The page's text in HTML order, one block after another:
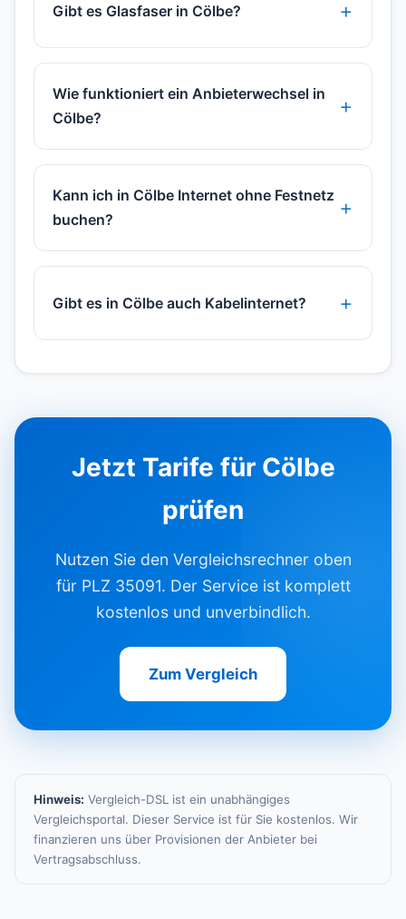
Gibt es Glasfaser in Cölbe?
Wie funktioniert ein Anbieterwechsel in
Cölbe?
Kann ich in Cölbe Internet ohne Festnetz
buchen?
Gibt es in Cölbe auch Kabelinternet?
Jetzt Tarife für Cölbe
prüfen
Nutzen Sie den Vergleichsrechner oben
für PLZ 35091. Der Service ist komplett
kostenlos und unverbindlich.
Zum Vergleich
Hinweis: Vergleich-DSL ist ein unabhängiges
Vergleichsportal. Dieser Service ist für Sie kostenlos. Wir
finanzieren uns über Provisionen der Anbieter bei
Vertragsabschluss.